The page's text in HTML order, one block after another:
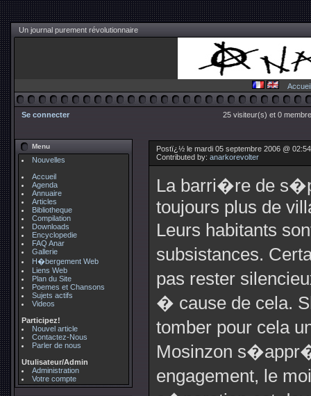
Un journal purement révolutionnaire
Accueil
Se connecter 25 visiteur(s) et 0
Menu
Nouvelles
Accueil
Agenda
Annuaire
Articles
Bibliotheque
Compilation
Downloads
Encyclopedie
FAQ Anar
Gallerie
H�bergement Web
Liens Web
Plan du Site
Poemes et Chansons
Sujets actifs
Videos
Participez!
Nouvel article
Contactez-Nous
Parler de nous
Utulisateur/Admin
Administration
Votre compte
Postï¿½ le mardi 05 septembre 2006 @
Contributed by: anarkorevolter
La barri�re de
toujours plus de
Leurs habitants
subsistances.
pas rester
� cause de cela.
tomber pour cela
Mosinzon
engagement, le